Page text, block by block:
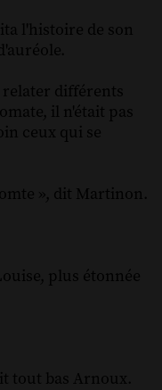
l'histoire de son
différents
il n'était pas
ceux qui se
», dit Martinon.
plus étonnée
tout bas Arnoux.